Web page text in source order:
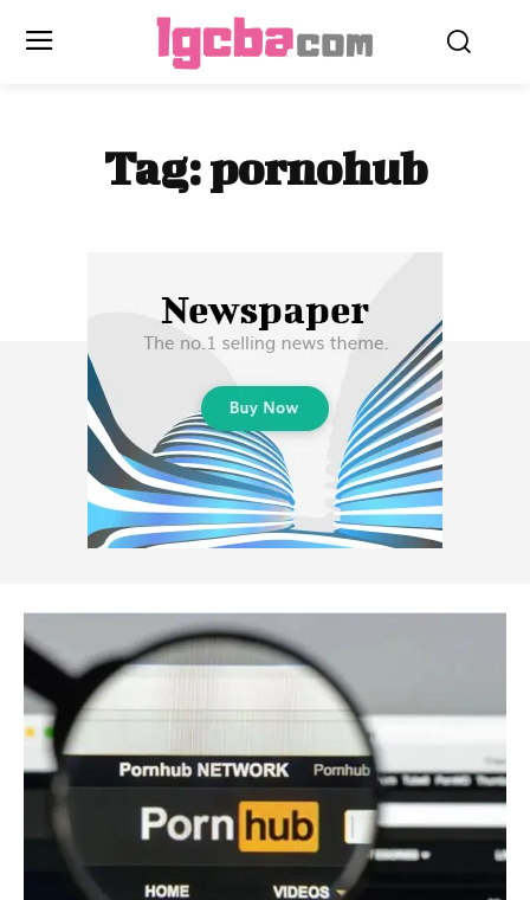
Tag:pornohub